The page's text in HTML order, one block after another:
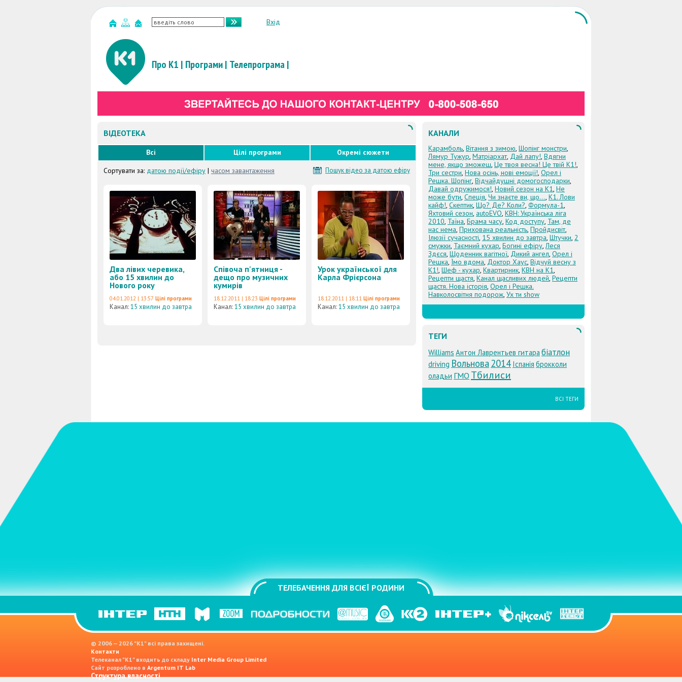
Вхід
Про К1 | Програми| Телепрограма|
ВІДЕОТЕКА
Всі Цілі програми Окремі сюжети
Пошук відео за датою ефіру
Сортувати за: датою події/ефіру | часом завантаження
Два лівих черевика,
або 15 хвилин до
Нового року
04.01.2012 | 13:57 Цілі програми
Канал:15 хвилин до завтра
Співоча п'ятниця -
дещо про музичних
кумирів
18.12.2011 | 18:23 Цілі програми
Канал:15 хвилин до завтра
Урок української для
Карла Фрієрсона
18.12.2011 | 18:11 Цілі програми
Канал:15 хвилин до завтра
КАНАЛИ
Карамболь, Вітання з зимою, Шопінг монстри,
Лямур Тужур, Матріархат, Дай лапу!, Вдягни
мене, якщо зможеш, Це твоя весна! Це твій К1!,
Три сестри, Нова осінь, нові емоції!, Орел і
Решка. Шопінг, Відчайдушні домогосподарки,
Давай одружимося!, Новий сезон на К1, Не
може бути, Спеція, Чи знаєте ви, що..., К1. Лови
кайф!, Скептик, Що? Де? Коли?, Формула-1,
Яхтовий сезон, autoEVO, КВН: Українська ліга
2010, Таїна, Брама часу, Код доступу, Там, де
нас нема, Прихована реальність, Пройдисвіт,
Ілюзії сучасності, 15 хвилин до завтра, Штучки, 2
смужки, Таємний кухар, Богині ефіру,Леся
Здєся, Щоденник вагітної, Дикий ангел, Орел і
Решка, Їмо вдома, Доктор Хаус, Відчуй весну з
К1!, Шеф - кухар, Квартирник, КВН на К1,
Рецепти щастя, Канал щасливих людей, Рецепти
щастя. Нова історія, Орел і Решка.
Навколосвітня подорож, Ух ти show
ТЕГИ
Williams Антон Лаврентьев гитарабіатлон
driving Вольнова2014 Іспанія брокколи
оладьи ГМО Тбилиси
ВСІ ТЕГИ
ТЕЛЕБАЧЕННЯ ДЛЯ ВСІЄЇ РОДИНИ
© 2006 — 2026 "K1" всі права захищені.
Контакти
Телеканал "К1" входить до складу Inter Media Group Limited
Сайт розроблено в Argentum IT Lab
Структура власності